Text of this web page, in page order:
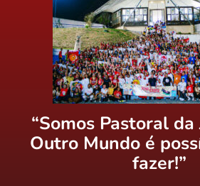
“Somos Pastoral
Outro Mundo é
fazer!”